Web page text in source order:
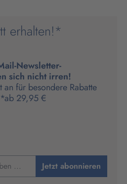
erhalten!*
Newsletter-
sich nicht irren!
für besondere Rabatte
29,95 €
Jetzt abonnieren